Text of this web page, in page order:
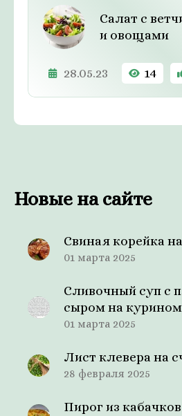
Салат с
и овощами
28.05.23 14
Новые на сайте
Свиная корейка
01 марта 2025
Сливочный суп с
сыром на
01 марта 2025
Лист клевера на
28 февраля 2025
Пирог из